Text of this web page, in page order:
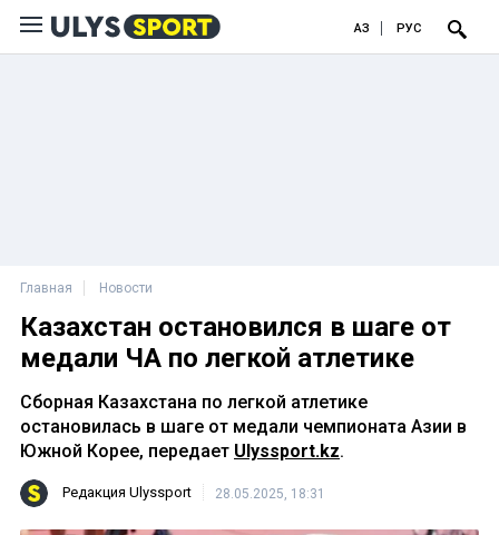
ҚАЗ РУС
Главная Новости
Казахстан остановился в шаге от
медали ЧА по легкой атлетике
Сборная Казахстана по легкой атлетике
остановилась в шаге от медали чемпионата Азии в
Южной Корее, передает Ulyssport.kz.
Редакция Ulyssport 28.05.2025, 18:31